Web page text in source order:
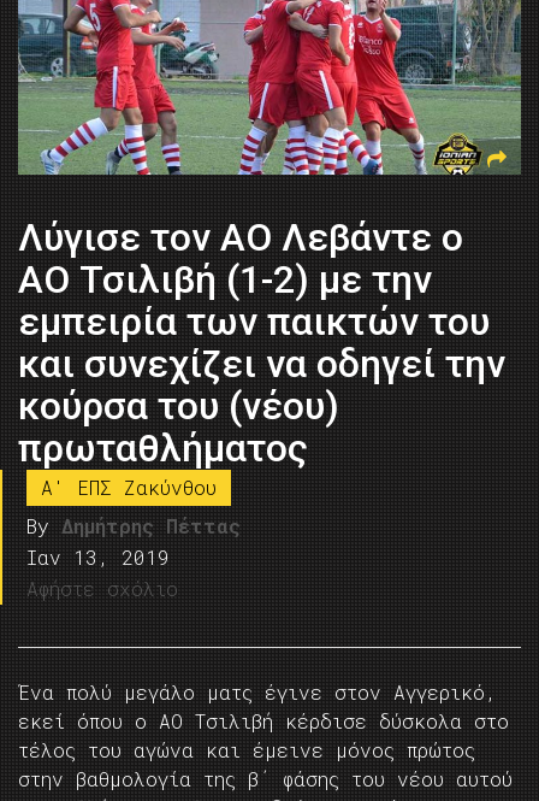
Λύγισε τον ΑΟ Λεβάντε o
AO Τσιλιβή (1-2) με την
εμπειρία των παικτών του
και συνεχίζει να οδηγεί την
κούρσα του (νέου)
πρωταθλήματος
A' ΕΠΣ Ζακύνθου
By Δημήτρης Πέττας
Ιαν 13, 2019
Αφήστε σχόλιο
Ένα πολύ μεγάλο ματς έγινε στον Αγγερικό,
εκεί όπου ο ΑΟ Τσιλιβή κέρδισε δύσκολα στο
τέλος του αγώνα και έμεινε μόνος πρώτος
στην βαθμολογία της β΄ φάσης του νέου αυτού